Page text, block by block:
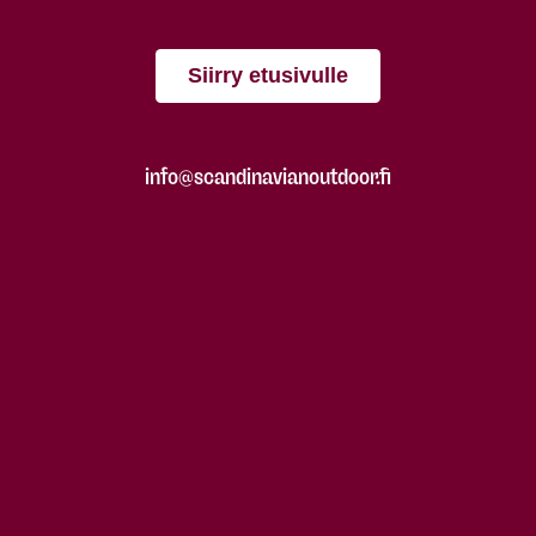
Siirry etusivulle
info@scandinavianoutdoor.fi